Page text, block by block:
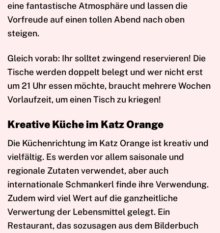
eine fantastische Atmosphäre und lassen die
Vorfreude auf einen tollen Abend nach oben
steigen.
Gleich vorab: Ihr solltet zwingend reservieren! Die
Tische werden doppelt belegt und wer nicht erst
um 21 Uhr essen möchte, braucht mehrere Wochen
Vorlaufzeit, um einen Tisch zu kriegen!
Kreative Küche im Katz Orange
Die Küchenrichtung im Katz Orange ist kreativ und
vielfältig. Es werden vor allem saisonale und
regionale Zutaten verwendet, aber auch
internationale Schmankerl finde ihre Verwendung.
Zudem wird viel Wert auf die ganzheitliche
Verwertung der Lebensmittel gelegt. Ein
Restaurant, das sozusagen aus dem Bilderbuch